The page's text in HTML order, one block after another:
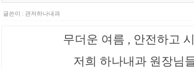
글쓴이 : 관저하나내과
무더운 여름 , 안전하고
저희 하나내과 원장님